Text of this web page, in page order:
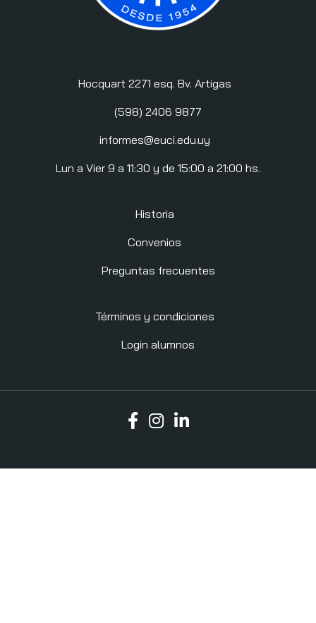
Hocquart 2271 esq. Bv. Artigas
(598) 2406 9877
informes@euci.edu.uy
Lun a Vier 9 a 11:30 y de 15:00 a 21:00 hs.
Historia
Convenios
Preguntas frecuentes
Términos y condiciones
Login alumnos